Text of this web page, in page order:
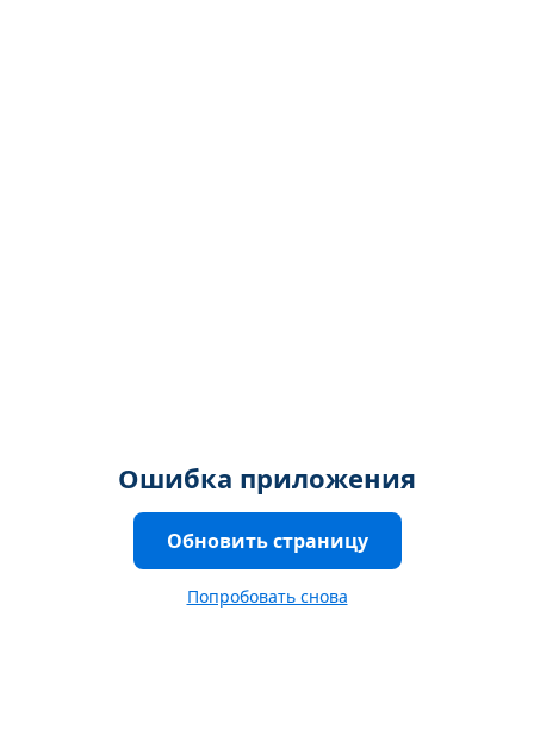
Ошибка приложения
Обновить страницу
Попробовать снова